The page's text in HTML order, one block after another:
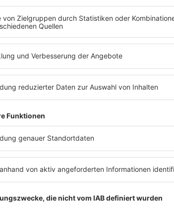
von Jamaika aus zur Weltmusik
in den 70ern war Reggae nicht einfach
aus Spiritualität, Widerstand, sozialer
internationaler Pop-
Bob Marleyschaffte als Musiker ein
Aufmerksamkeit für das Genre, indem